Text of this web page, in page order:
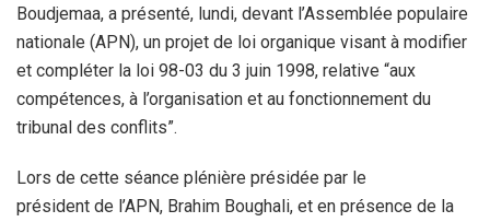
Boudjemaa, a présenté, lundi, devant l’Assemblée populaire
nationale (APN), un projet de loi organique visant à modifier
et compléter la loi 98-03 du 3 juin 1998, relative “aux
compétences, à l’organisation et au fonctionnement du
tribunal des conflits”.
Lors de cette séance plénière présidée par le
président de l’APN, Brahim Boughali, et en présence de la